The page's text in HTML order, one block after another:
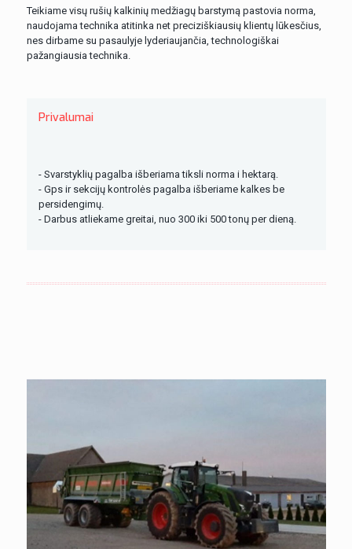
Teikiame visų rušių kalkinių medžiagų barstymą pastovia norma,
naudojama technika atitinka net preciziškiausių klientų lūkesčius,
nes dirbame su pasaulyje lyderiaujančia, technologiškai
pažangiausia technika.
Privalumai
- Svarstyklių pagalba išberiama tiksli norma i hektarą.
- Gps ir sekcijų kontrolės pagalba išberiame kalkes be
persidengimų.
- Darbus atliekame greitai, nuo 300 iki 500 tonų per dieną.